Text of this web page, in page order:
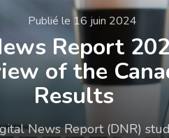
Publié le 16 juin 2024
Report
of the
Results
News Report (DNR)